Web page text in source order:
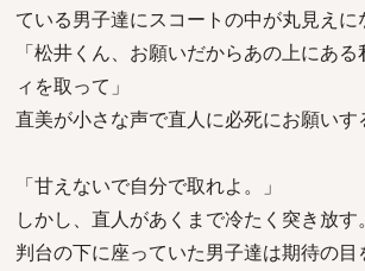
ている男子達にスコートの中が丸見えに
「松井くん、お願いだからあの上にあ
ィを取って」
直美が小さな声で直人に必死にお願いす
「甘えないで自分で取れよ。」
しかし、直人があくまで冷たく突き放
判台の下に座っていた男子達は期待の目